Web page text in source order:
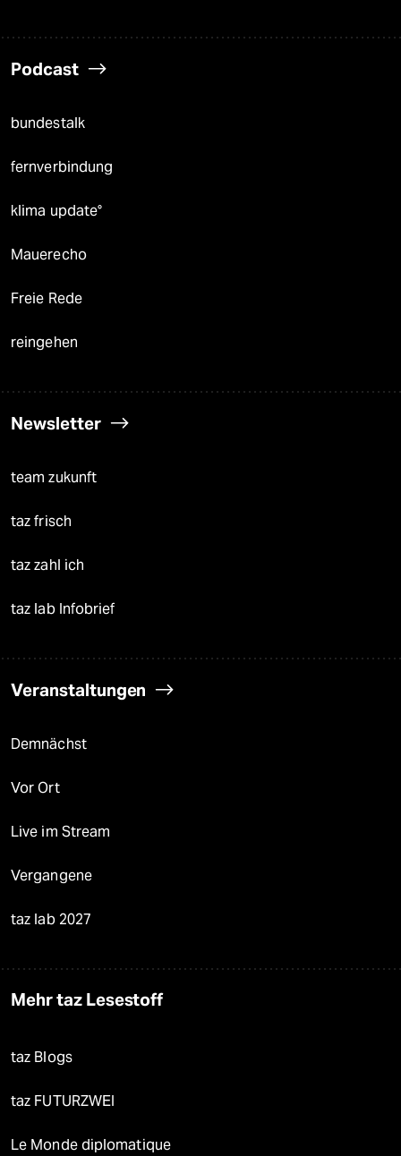
Podcast
bundestalk
fernverbindung
klima update°
Mauerecho
Freie Rede
reingehen
Newsletter
team zukunft
taz frisch
taz zahl ich
taz lab Infobrief
Veranstaltungen
Demnächst
Vor Ort
Live im Stream
Vergangene
taz lab 2027
Mehr taz Lesestoff
taz Blogs
taz FUTURZWEI
Le Monde diplomatique